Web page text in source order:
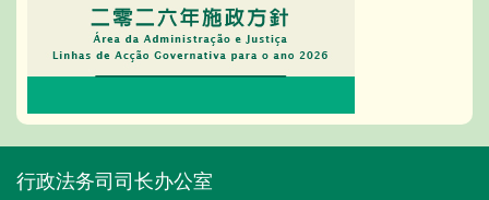
行政法务司司长办公室